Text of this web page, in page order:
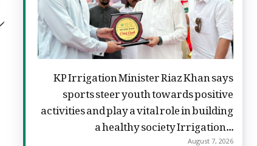
KP Irrigation Minister Riaz Khan says
sports steer youth towards positive
activities and play a vital role in building
a healthy society Irrigation...
August 7, 2026